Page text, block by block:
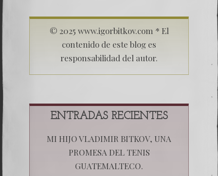
© 2025 www.igorbitkov.com * El
contenido de este blog es
responsabilidad del autor.
ENTRADAS RECIENTES
MI HIJO VLADIMIR BITKOV, UNA
PROMESA DEL TENIS
GUATEMALTECO.